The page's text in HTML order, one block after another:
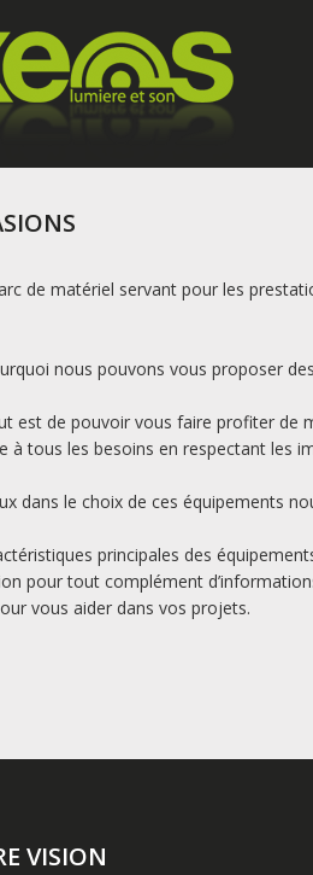
de matériel servant pour les
nous pouvons vous proposer
est de pouvoir vous faire profiter de
à tous les besoins en respectant les
dans le choix de ces équipements
principales des
pour tout complément
vous aider dans vos projets.
VISION